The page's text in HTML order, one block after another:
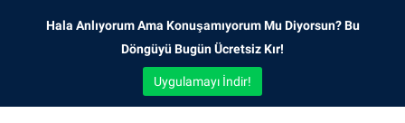
Hala Anlıyorum Ama Konuşamıyorum Mu Diyorsun? Bu
Döngüyü Bugün Ücretsiz Kır!
Uygulamayı İndir!